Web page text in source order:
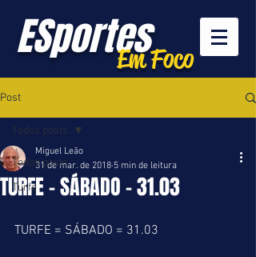
ESportesEm Foco
Post
Todos posts
Turfe
Todos posts
TURFE - SÁBADO - 31.03
Miguel Leão
31 de mar. de 2018 5 min de leitura
TURFE = SÁBADO = 31.03